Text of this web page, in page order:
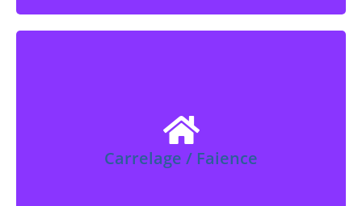
Carrelage / Faience
dans tous vos travaux de carrelage
et faience dans l'Oise.